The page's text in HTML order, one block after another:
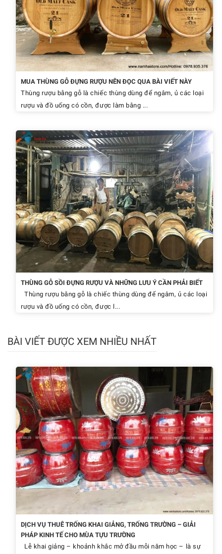
MUA THÙNG GỖ ĐỰNG RƯỢU NÊN ĐỌC QUA BÀI VIẾT NÀY
Thùng rượu bằng gỗ là chiếc thùng dùng để ngâm, ủ các loại
rượu và đồ uống có cồn, được làm bằng ...
THÙNG GỖ SỒI ĐỰNG RƯỢU VÀ NHỮNG LƯU Ý CẦN PHẢI BIẾT
Thùng rượu bằng gỗ là chiếc thùng dùng để ngâm, ủ các loại
rượu và đồ uống có cồn, được l...
BÀI VIẾT ĐƯỢC XEM NHIỀU NHẤT
DỊCH VỤ THUÊ TRỐNG KHAI GIẢNG, TRỐNG TRƯỜNG – GIẢI
PHÁP KINH TẾ CHO MÙA TỰU TRƯỜNG
Lễ khai giảng – khoảnh khắc mở đầu mỗi năm học – là sự